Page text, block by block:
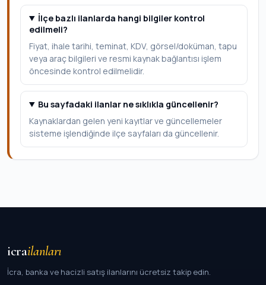
İlçe bazlı ilanlarda hangi bilgiler kontrol
edilmeli?
Fiyat, ihale tarihi, teminat, KDV, görsel/doküman, tapu
veya araç bilgileri ve resmi kaynak bağlantısı işlem
öncesinde kontrol edilmelidir.
Bu sayfadaki ilanlar ne sıklıkla güncellenir?
Kaynaklardan gelen yeni kayıtlar ve güncellemeler
sisteme işlendiğinde ilçe sayfaları da güncellenir.
icrailanları
İcra, banka ve hacizli satış ilanlarını ücretsiz takip edin.